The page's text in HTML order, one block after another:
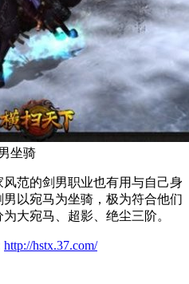
坐骑
范的剑男职业也有用与自己身
以宛马为坐骑，极为符合他们
大宛马、超影、绝尘三阶。
http://hstx.37.com/